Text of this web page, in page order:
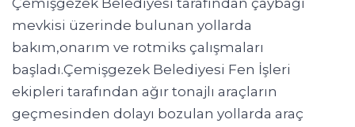
Çemişgezek Belediyesi tarafından çaybağı
mevkisi üzerinde bulunan yollarda
bakım,onarım ve rotmiks çalışmaları
başladı.Çemişgezek Belediyesi Fen İşleri
ekipleri tarafından ağır tonajlı araçların
geçmesinden dolayı bozulan yollarda araç